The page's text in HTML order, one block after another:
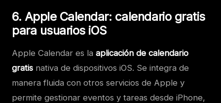
6. Apple Calendar: calendario gratis
para usuarios iOS
Apple Calendar es la aplicación de calendario
gratis nativa de dispositivos iOS. Se integra de
manera fluida con otros servicios de Apple y
permite gestionar eventos y tareas desde iPhone,